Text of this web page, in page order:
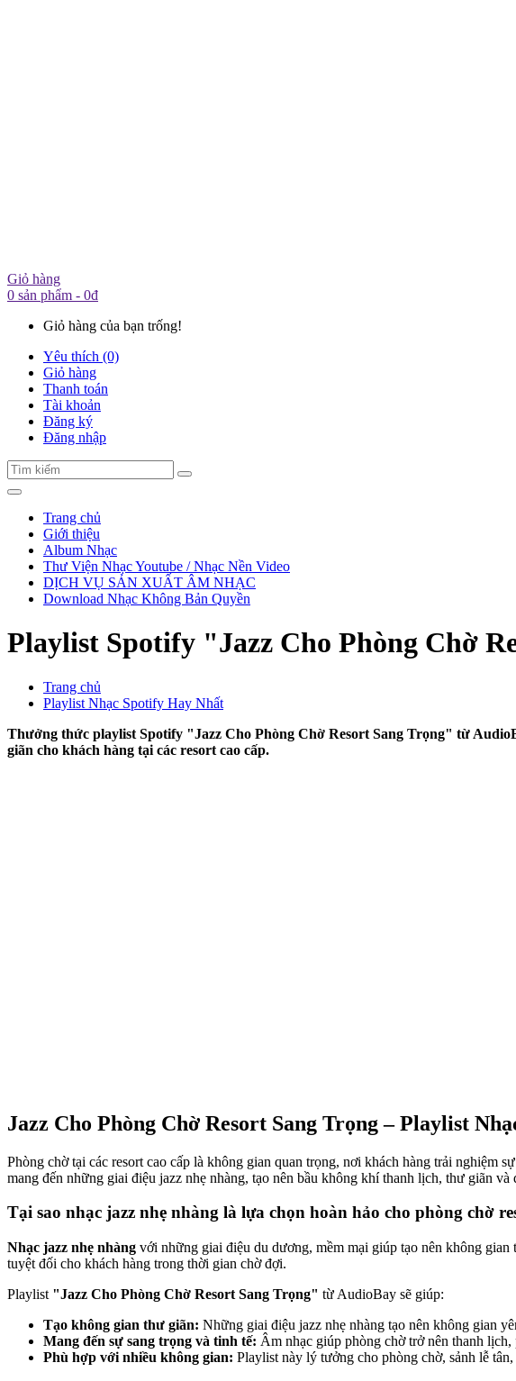
Giỏ hàng
0 sản phẩm - 0đ
Giỏ hàng của bạn trống!
Yêu thích (0)
Giỏ hàng
Thanh toán
Tài khoản
Đăng ký
Đăng nhập
Trang chủ
Giới thiệu
Album Nhạc
Thư Viện Nhạc Youtube / Nhạc Nền Video
DỊCH VỤ SẢN XUẤT ÂM NHẠC
Download Nhạc Không Bản Quyền
Playlist Spotify "Jazz Cho Phòng Chờ
Trang chủ
Playlist Nhạc Spotify Hay Nhất
Thưởng thức playlist Spotify "Jazz Cho Phòng Chờ Resort Sang Trọng" từ
giãn cho khách hàng tại các resort cao cấp.
Jazz Cho Phòng Chờ Resort Sang Trọng – Playlist
Phòng chờ tại các resort cao cấp là không gian quan trọng, nơi khách hàng trải nghiệm
mang đến những giai điệu jazz nhẹ nhàng, tạo nên bầu không khí thanh lịch, thư giãn và
Tại sao nhạc jazz nhẹ nhàng là lựa chọn hoàn hảo cho phòng chờ
Nhạc jazz nhẹ nhàng với những giai điệu du dương, mềm mại giúp tạo nên không
tuyệt đối cho khách hàng trong thời gian chờ đợi.
Playlist "Jazz Cho Phòng Chờ Resort Sang Trọng" từ AudioBay sẽ giúp:
Tạo không gian thư giãn: Những giai điệu jazz nhẹ nhàng tạo nên không gian
Mang đến sự sang trọng và tinh tế: Âm nhạc giúp phòng chờ trở nên thanh
Phù hợp với nhiều không gian: Playlist này lý tưởng cho phòng chờ, sảnh lễ